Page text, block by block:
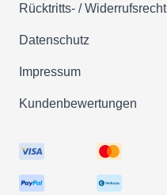
Rücktritts- / Widerrufsrecht
Datenschutz
Impressum
Kundenbewertungen